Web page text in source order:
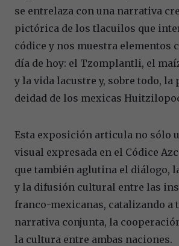
se entrelaza con una narrativa
pictórica de los tlacuilos que
códice y nos muestra elementos
día de hoy: el Tzomplantli, el
y la vida lacustre y, sobre todo, la
deidad de los mexicas
Esta exposición articula no sólo
visual expresada en el Códice
que también aglutina el diálogo,
y la difusión cultural entre las
franco-mexicanas, catalizando a
narrativa conjunta, la
la cultura entre ambas naciones.